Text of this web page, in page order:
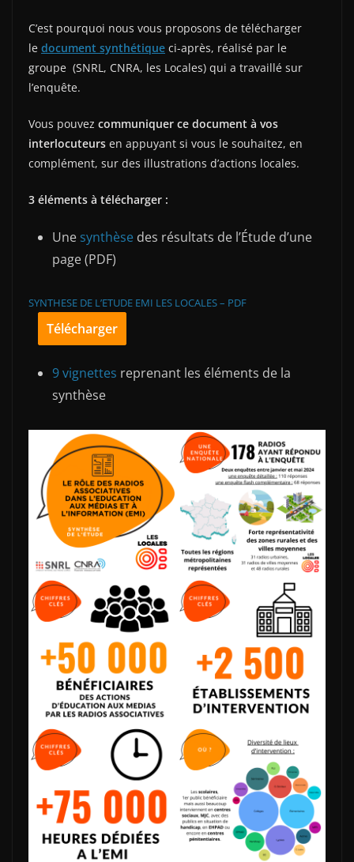
C’est pourquoi nous vous proposons de télécharger
le document synthétique ci-après, réalisé par le
groupe (SNRL, CNRA, les Locales) qui a travaillé sur
l’enquête.
Vous pouvez communiquer ce document à vos
interlocuteurs en appuyant si vous le souhaitez, en
complément, sur des illustrations d’actions locales.
3 éléments à télécharger :
Une synthèse des résultats de l’Étude d’une
page (PDF)
SYNTHESE DE L’ETUDE EMI LES LOCALES – PDF
Télécharger
9 vignettes reprenant les éléments de la
synthèse